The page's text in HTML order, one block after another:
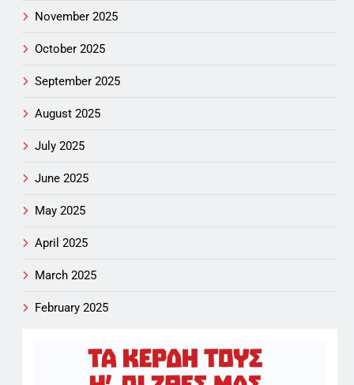
November 2025
October 2025
September 2025
August 2025
July 2025
June 2025
May 2025
April 2025
March 2025
February 2025